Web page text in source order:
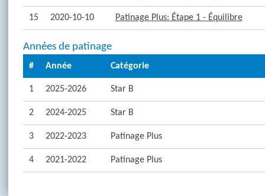
15 2020-10-10 Patinage Plus: Étape 1 - Équilibre
Années de patinage
# Année Catégorie
1 2025-2026 Star B
2 2024-2025 Star B
3 2022-2023 Patinage Plus
4 2021-2022 Patinage Plus